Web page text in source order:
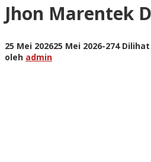
Jhon Marentek
25 Mei 202625 Mei 2026oleh
-274 Dilihat
oleh admin